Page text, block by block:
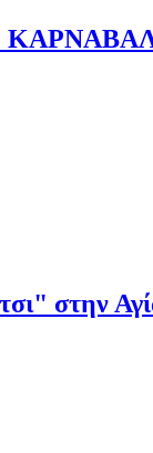
στην